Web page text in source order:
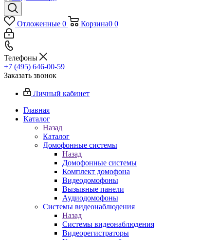
Отложенные 0 Корзина0 0
Телефоны
+7 (495) 646-00-59
Заказать звонок
Личный кабинет
Главная
Каталог
Назад
Каталог
Домофонные системы
Назад
Домофонные системы
Комплект домофона
Видеодомофоны
Вызывные панели
Аудиодомофоны
Системы видеонаблюдения
Назад
Системы видеонаблюдения
Видеорегистраторы